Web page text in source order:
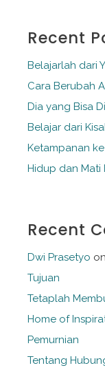
Recent
Belajarlah dari
Cara Berubah
Dia yang Bisa
Belajar dari
Ketampanan
Hidup dan Mati
Recent
Dwi Prasetyo on
Tujuan
Tetaplah
Home of
Pemurnian
Tentang